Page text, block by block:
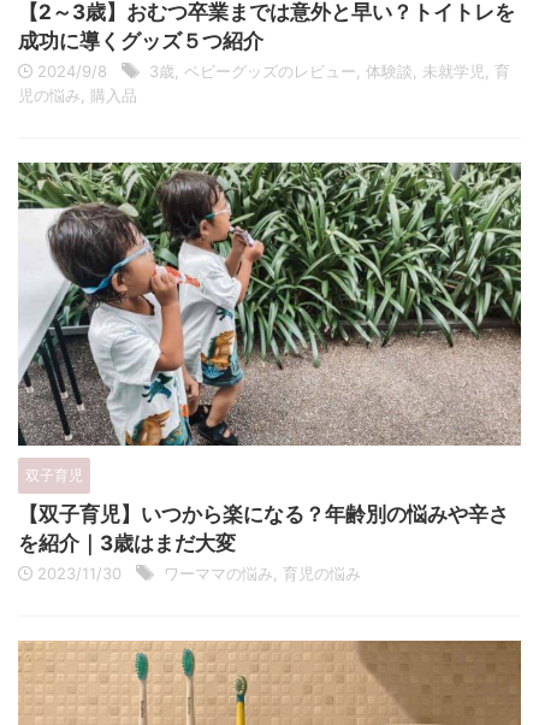
【2～3歳】おむつ卒業までは意外と早い？トイトレを
成功に導くグッズ５つ紹介
2024/9/8 3歳 ベビーグッズのレビュー 体験談 未就学児
育
児の悩み
購入品
双子育児
【双子育児】いつから楽になる？年齢別の悩みや辛さ
を紹介｜3歳はまだ大変
2023/11/30 ワーママの悩み 育児の悩み